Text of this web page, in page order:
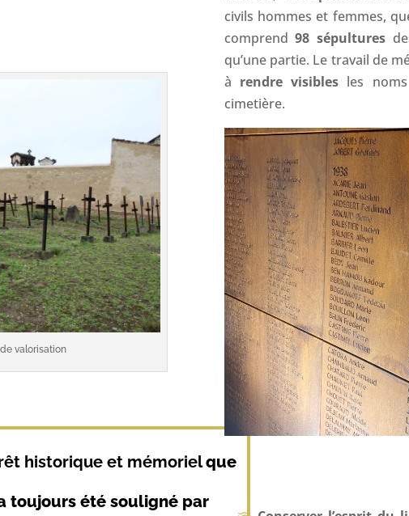
valorisation
historique et mémorielque
toujours été souligné par
civils hommes et femmes,
comprend98 sépultures
qu’une partie. Le travail de
à rendre visibles les
cimetière.